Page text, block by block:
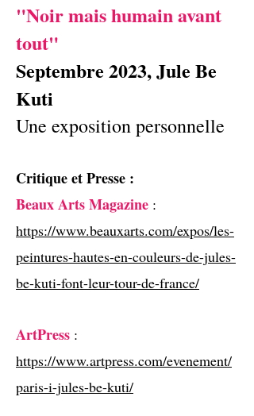
"Noir mais humain avant
tout"
Septembre 2023, Jule Be
Kuti
Une exposition personnelle
Critique et Presse :
Beaux Arts Magazine :
https://www.beauxarts.com/expos/les-
peintures-hautes-en-couleurs-de-jules-
be-kuti-font-leur-tour-de-france/
ArtPress :
https://www.artpress.com/evenement/
paris-i-jules-be-kuti/